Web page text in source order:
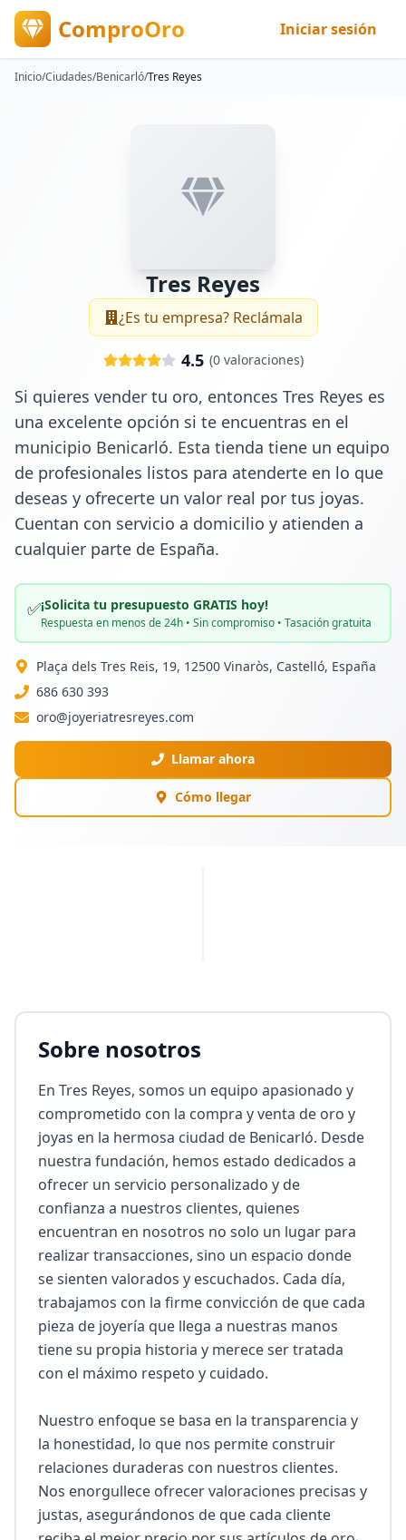
ComproOro Iniciar sesión
Inicio/Ciudades/Benicarló/Tres Reyes
Tres Reyes
¿Es tu empresa? Reclámala
4.5 (0valoraciones)
Si quieres vender tu oro, entonces Tres Reyes es
una excelente opción si te encuentras en el
municipio Benicarló. Esta tienda tiene un equipo
de profesionales listos para atenderte en lo que
deseas y ofrecerte un valor real por tus joyas.
Cuentan con servicio a domicilio y atienden a
cualquier parte de España.
✅¡Solicita tu presupuesto GRATIS hoy!
Respuesta en menos de 24h • Sin compromiso • Tasación gratuita
Plaça dels Tres Reis, 19, 12500 Vinaròs, Castelló, España
686 630 393
oro@joyeriatresreyes.com
Llamar ahora
Cómo llegar
Sobre nosotros
En Tres Reyes, somos un equipo apasionado y
comprometido con la compra y venta de oro y
joyas en la hermosa ciudad de Benicarló. Desde
nuestra fundación, hemos estado dedicados a
ofrecer un servicio personalizado y de
confianza a nuestros clientes, quienes
encuentran en nosotros no solo un lugar para
realizar transacciones, sino un espacio donde
se sienten valorados y escuchados. Cada día,
trabajamos con la firme convicción de que cada
pieza de joyería que llega a nuestras manos
tiene su propia historia y merece ser tratada
con el máximo respeto y cuidado.
Nuestro enfoque se basa en la transparencia y
la honestidad, lo que nos permite construir
relaciones duraderas con nuestros clientes.
Nos enorgullece ofrecer valoraciones precisas y
justas, asegurándonos de que cada cliente